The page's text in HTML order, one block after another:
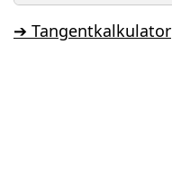
➔ Tangentkalkulator